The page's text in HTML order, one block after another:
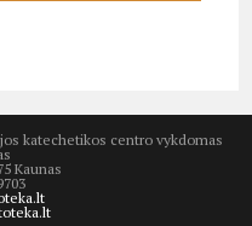
katechetikos centro vykdomas
Kaunas